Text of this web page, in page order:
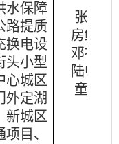
水保障
路提质
换电设
头小型
心城区
外定湖
新城区
目、
张
房鲲鹏
邓祖洋
陆中洋
童